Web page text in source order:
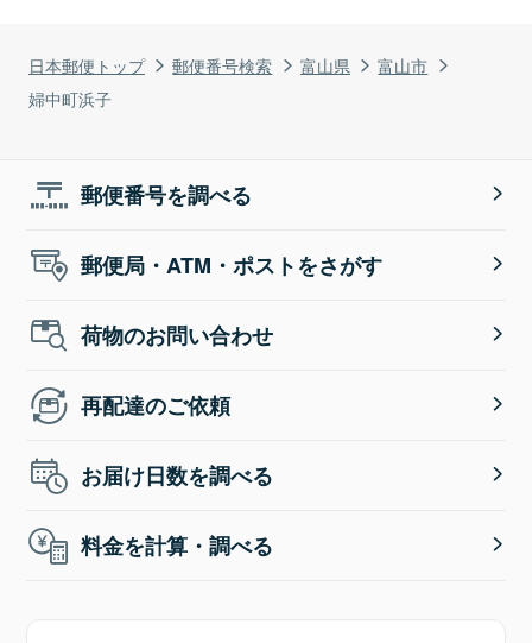
日本郵便トップ 郵便番号検索 富山県
富山市
婦中町浜子
郵便番号を調べる
郵便局・ATM・ポストをさがす
荷物のお問い合わせ
再配達のご依頼
お届け日数を調べる
料金を計算・調べる